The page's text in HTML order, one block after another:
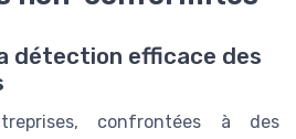
détection efficace des
confrontées à des